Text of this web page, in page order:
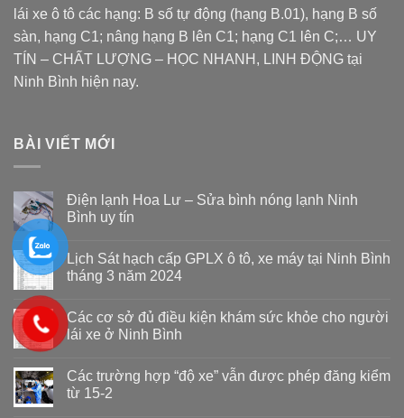
lái xe ô tô các hạng: B số tự động (hạng B.01), hạng B số
sàn, hạng C1; nâng hạng B lên C1; hạng C1 lên C;… UY
TÍN – CHẤT LƯỢNG – HỌC NHANH, LINH ĐỘNG tại
Ninh Bình hiện nay.
BÀI VIẾT MỚI
Điện lạnh Hoa Lư – Sửa bình nóng lạnh Ninh
Bình uy tín
Lịch Sát hạch cấp GPLX ô tô, xe máy tại Ninh Bình
tháng 3 năm 2024
Các cơ sở đủ điều kiện khám sức khỏe cho người
lái xe ở Ninh Bình
Các trường hợp “độ xe” vẫn được phép đăng kiểm
từ 15-2